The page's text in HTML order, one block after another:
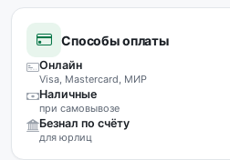
Способы оплаты
Онлайн
Visa, Mastercard, МИР
Наличные
при самовывозе
Безнал по счёту
для юрлиц